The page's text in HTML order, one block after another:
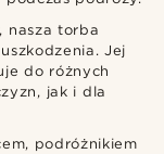
nasza torba
Jej
do różnych
jak i dla
podróżnikiem